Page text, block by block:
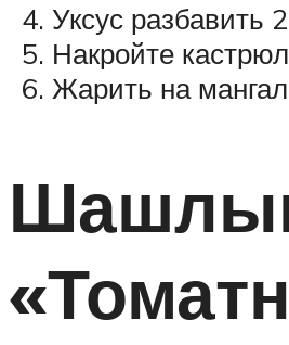
Уксус разбавить
Накройте
Жарить на